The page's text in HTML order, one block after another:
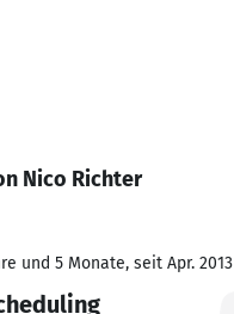
Nico Richter
und 5 Monate, seit Apr. 2013